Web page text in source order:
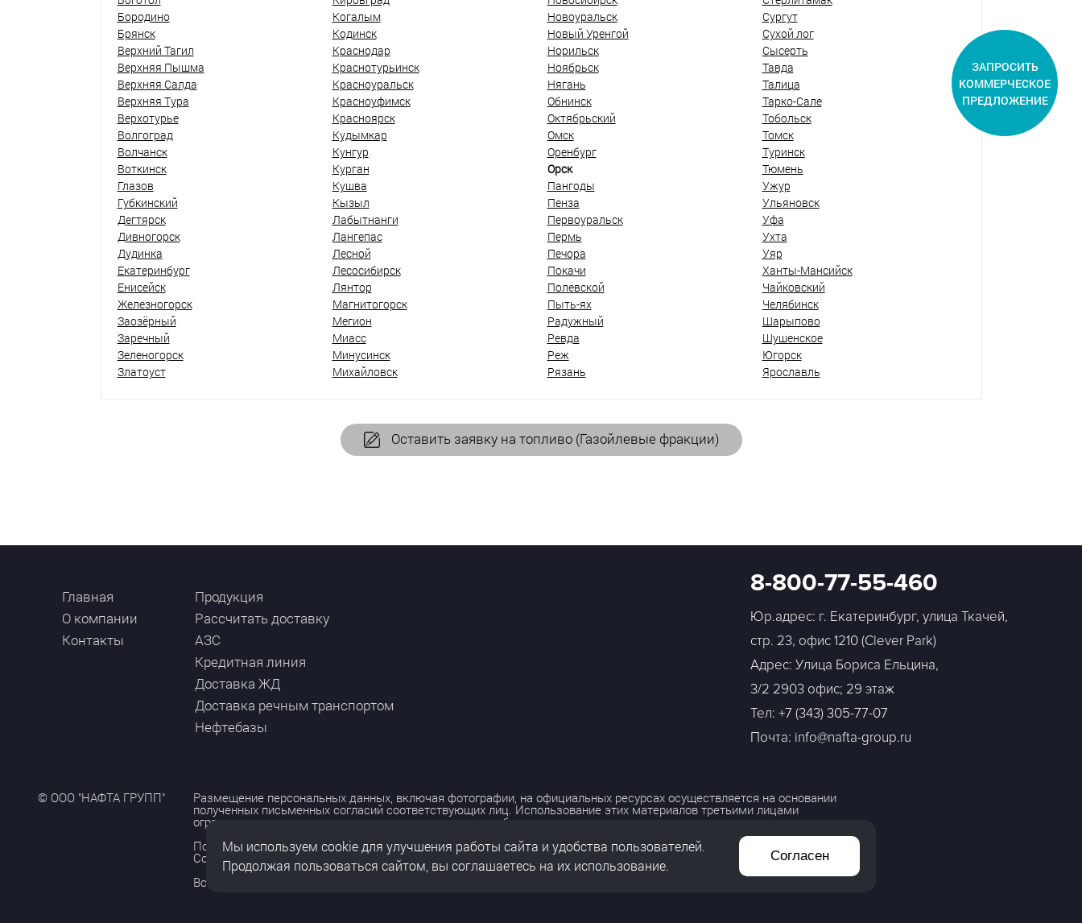
Бородино
Брянск
Верхний Тагил
Верхняя Пышма
Верхняя Салда
Верхняя Тура
Верхотурье
Волгоград
Волчанск
Воткинск
Глазов
Губкинский
Дегтярск
Дивногорск
Дудинка
Екатеринбург
Енисейск
Железногорск
Заозёрный
Заречный
Зеленогорск
Златоуст
Когалым
Кодинск
Краснодар
Краснотурьинск
Красноуральск
Красноуфимск
Красноярск
Кудымкар
Кунгур
Курган
Кушва
Кызыл
Лабытнанги
Лангепас
Лесной
Лесосибирск
Лянтор
Магнитогорск
Мегион
Миасс
Минусинск
Михайловск
Новоуральск
Новый Уренгой
Норильск
Ноябрьск
Нягань
Обнинск
Октябрьский
Омск
Оренбург
Орск
Пангоды
Пенза
Первоуральск
Пермь
Печора
Покачи
Полевской
Пыть-ях
Радужный
Ревда
Реж
Рязань
Сургут
Сухой лог
Сысерть
Тавда
Талица
Тарко-Сале
Тобольск
Томск
Туринск
Тюмень
Ужур
Ульяновск
Уфа
Ухта
Уяр
Ханты-Мансийск
Чайковский
Челябинск
Шарыпово
Шушенское
Югорск
Ярославль
Оставить заявку на топливо (Газойлевые фракции)
Главная
О компании
Контакты
Продукция
Рассчитать доставку
АЗС
Кредитная линия
Доставка ЖД
Доставка речным транспортом
Нефтебазы
8-800-77-55-460
Юр.адрес: г. Екатеринбург, улица Ткачей,
стр. 23, офис 1210 (Clever Park)
Адрес: Улица Бориса Ельцина,
3/2 2903 офис; 29 этаж
Тел: +7 (343) 305-77-07
Почта: info@nafta-group.ru
© ООО "НАФТА ГРУПП" Размещение персональных данных, включая фотографии, на официальных ресурсах осуществляется на основании
полученных письменных согласий соответствующих лиц. Использование этих материалов третьими лицами
ограничено и допускается только с разрешения правообладателя.
Политика обработки персональных данных
Согласие на обработку персональных данных
Все права защищены
ЗАПРОСИТЬ
КОММЕРЧЕСКОЕ
ПРЕДЛОЖЕНИЕ
Мы используем cookie для улучшения работы сайта и удобства пользователей.
Продолжая пользоваться сайтом, вы соглашаетесь на их использование.
Согласен